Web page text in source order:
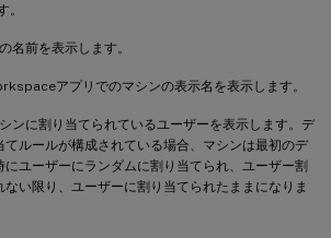
。
名前を表示します。
アプリでのマシンの表示名を表示します。
ンに割り当てられているユーザーを表示します。デ
てルールが構成されている場合、マシンは最初のデ
にユーザーにランダムに割り当てられ、ユーザー割
ない限り、ユーザーに割り当てられたままになりま